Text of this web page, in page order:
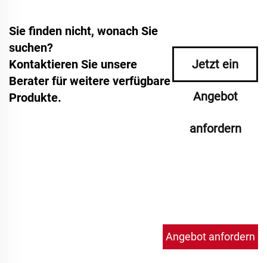
Sie finden nicht, wonach Sie
suchen?
Kontaktieren Sie unsere
Berater für weitere verfügbare
Produkte.
Jetzt ein
Angebot
anfordern
Angebot anfordern